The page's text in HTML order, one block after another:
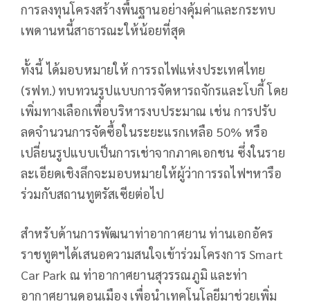
การลงทุนโครงสร้างพื้นฐานอย่างคุ้มค่าและกระทบ
เพดานหนี้สาธารณะให้น้อยที่สุด
ทั้งนี้ ได้มอบหมายให้ การรถไฟแห่งประเทศไทย
(รฟท.) ทบทวนรูปแบบการจัดหารถจักรและโบกี้ โดย
เพิ่มทางเลือกเพื่อบริหารงบประมาณ เช่น การปรับ
ลดจำนวนการจัดซื้อในระยะแรกเหลือ 50% หรือ
เปลี่ยนรูปแบบเป็นการเช่าจากภาคเอกชน ซึ่งในราย
ละเอียดเชิงลึกจะมอบหมายให้ผู้ว่าการรถไฟฯหารือ
ร่วมกับสถานทูตรัสเซียต่อไป
สำหรับด้านการพัฒนาท่าอากาศยาน ท่านเอกอัคร
ราชทูตฯได้เสนอความสนใจเข้าร่วมโครงการ Smart
Car Park ณ ท่าอากาศยานสุวรรณภูมิ และท่า
อากาศยานดอนเมือง เพื่อนำเทคโนโลยีมาช่วยเพิ่ม